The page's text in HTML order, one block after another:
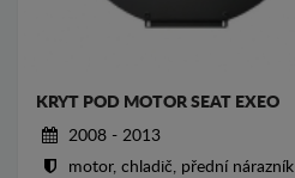
KRYT POD MOTOR SEAT EXEO
2008 - 2013
motor, chladič, přední nárazník